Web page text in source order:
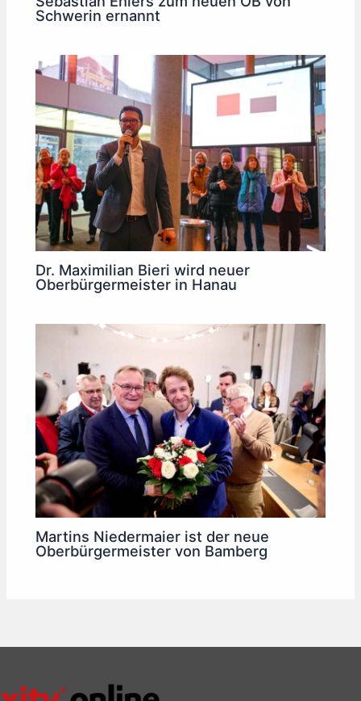
Schwerin ernannt
Dr. Maximilian Bieri wird neuer
Oberbürgermeister in Hanau
Martins Niedermaier ist der neue
Oberbürgermeister von Bamberg